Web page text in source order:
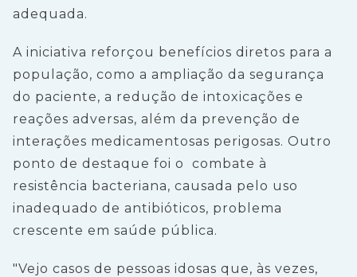
adequada.
A iniciativa reforçou benefícios diretos para a
população, como a ampliação da segurança
do paciente, a redução de intoxicações e
reações adversas, além da prevenção de
interações medicamentosas perigosas. Outro
ponto de destaque foi o combate à
resistência bacteriana, causada pelo uso
inadequado de antibióticos, problema
crescente em saúde pública.
"Vejo casos de pessoas idosas que, às vezes,